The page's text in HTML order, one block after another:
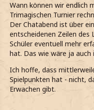
Wann können wir endlich
Trimagischen Turnier
Der Chatabend ist über
entscheidenen Zeilen des
Schüler eventuell mehr
hat. Das wie wäre ja auch
Ich hoffe, dass
Spielpunkten hat - nicht,
Erwachen gibt.